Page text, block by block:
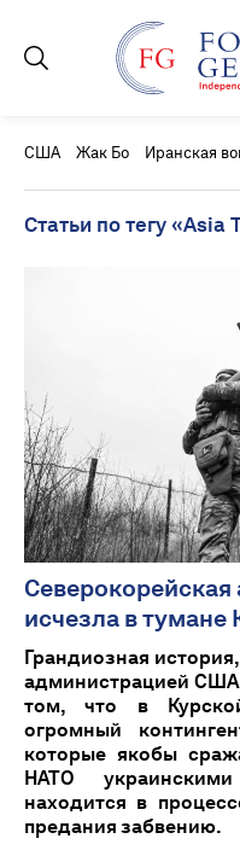
США Жак Бо Иранская
Статьи по тегу «Asia
исчезла в тумане
Грандиозная
администрацией
том, что в
огромный
которые якобы
НАТО
находится в
предания забвению.